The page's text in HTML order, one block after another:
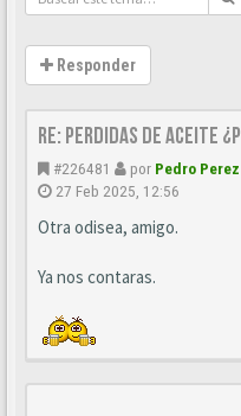
Responder
Re: perdidas de aceite
#226481 por Pedro Perez
27 Feb 2025, 12:56
Otra odisea, amigo.
Ya nos contaras.